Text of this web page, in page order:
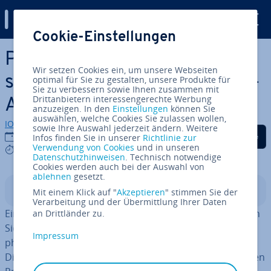
Zum Haupt­in­halt springen
Proxmox-Backup-Server in­
stal­lie­ren: Schritt-für-Schritt-
Anleitung
IONOS Redaktion
10.11.2025
8 mins
Auf Facebook teilen
Auf Twitter teilen
Auf LinkedIn
In­halts­ver­zeich­nis
Ein Proxmox-Backup-Server ist ein Dienst zur ef­fi­zi­en­ten
Sicherung von vir­tu­el­len Maschinen, Con­tai­nern und
phy­si­schen Hosts innerhalb einer Proxmox-Umgebung.
Diese Anleitung zeigt Ihnen Schritt für Schritt, wie Sie den
Cookie-Einstellungen
Wir setzen Cookies ein, um unsere Webseiten
optimal für Sie zu gestalten, unsere Produkte für
Sie zu verbessern sowie Ihnen zusammen mit
Drittanbietern interessengerechte Werbung
anzuzeigen. In den Einstellungen können Sie
auswählen, welche Cookies Sie zulassen wollen,
sowie Ihre Auswahl jederzeit ändern. Weitere
Infos finden Sie in unserer Richtlinie zur
Verwendung von Cookies und in unseren
Datenschutzhinweisen. Technisch notwendige
Cookies werden auch bei der Auswahl von
ablehnen gesetzt.
Mit einem Klick auf "Akzeptieren" stimmen Sie der
Verarbeitung und der Übermittlung Ihrer Daten
an Drittländer zu.
Impressum